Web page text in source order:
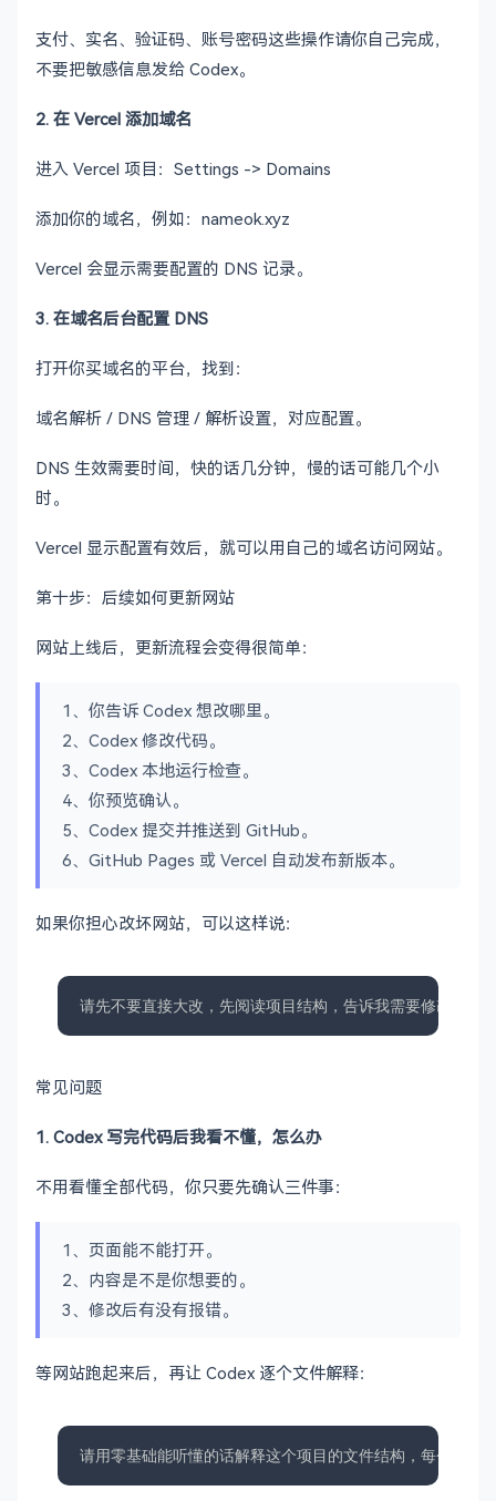
支付、实名、验证码、账号密码这些操作请你自己完成，
不要把敏感信息发给 Codex。
2. 在 Vercel 添加域名
进入 Vercel 项目：Settings -> Domains
添加你的域名，例如：nameok.xyz
Vercel 会显示需要配置的 DNS 记录。
3. 在域名后台配置 DNS
打开你买域名的平台，找到：
域名解析 / DNS 管理 / 解析设置，对应配置。
DNS 生效需要时间，快的话几分钟，慢的话可能几个小
时。
Vercel 显示配置有效后，就可以用自己的域名访问网站。
第十步：后续如何更新网站
网站上线后，更新流程会变得很简单：
1、你告诉 Codex 想改哪里。
2、Codex 修改代码。
3、Codex 本地运行检查。
4、你预览确认。
5、Codex 提交并推送到 GitHub。
6、GitHub Pages 或 Vercel 自动发布新版本。
如果你担心改坏网站，可以这样说：
请先不要直接大改，先阅读项目结构，告诉我需要修改哪些
常见问题
1. Codex 写完代码后我看不懂，怎么办
不用看懂全部代码，你只要先确认三件事：
1、页面能不能打开。
2、内容是不是你想要的。
3、修改后有没有报错。
等网站跑起来后，再让 Codex 逐个文件解释：
请用零基础能听懂的话解释这个项目的文件结构，每个文件